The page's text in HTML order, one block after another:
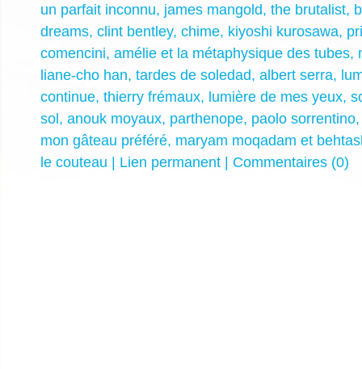
un parfait inconnu, james mangold, the brutalist,
dreams, clint bentley, chime, kiyoshi kurosawa,
comencini, amélie et la métaphysique des tubes,
liane-cho han, tardes de soledad, albert serra,
continue, thierry frémaux, lumière de mes yeux,
sol, anouk moyaux, parthenope, paolo sorrentino
mon gâteau préféré, maryam moqadam et
le couteau | Lien permanent | Commentaires (0)